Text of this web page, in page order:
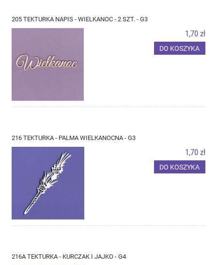
205 TEKTURKA NAPIS - WIELKANOC - 2 SZT. - G3
1,70 zł
DO KOSZYKA
216 TEKTURKA - PALMA WIELKANOCNA - G3
1,70 zł
DO KOSZYKA
216A TEKTURKA - KURCZAK I JAJKO - G4